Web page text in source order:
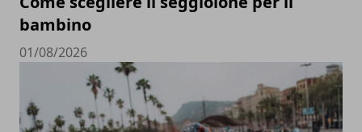
bambino
01/08/2026